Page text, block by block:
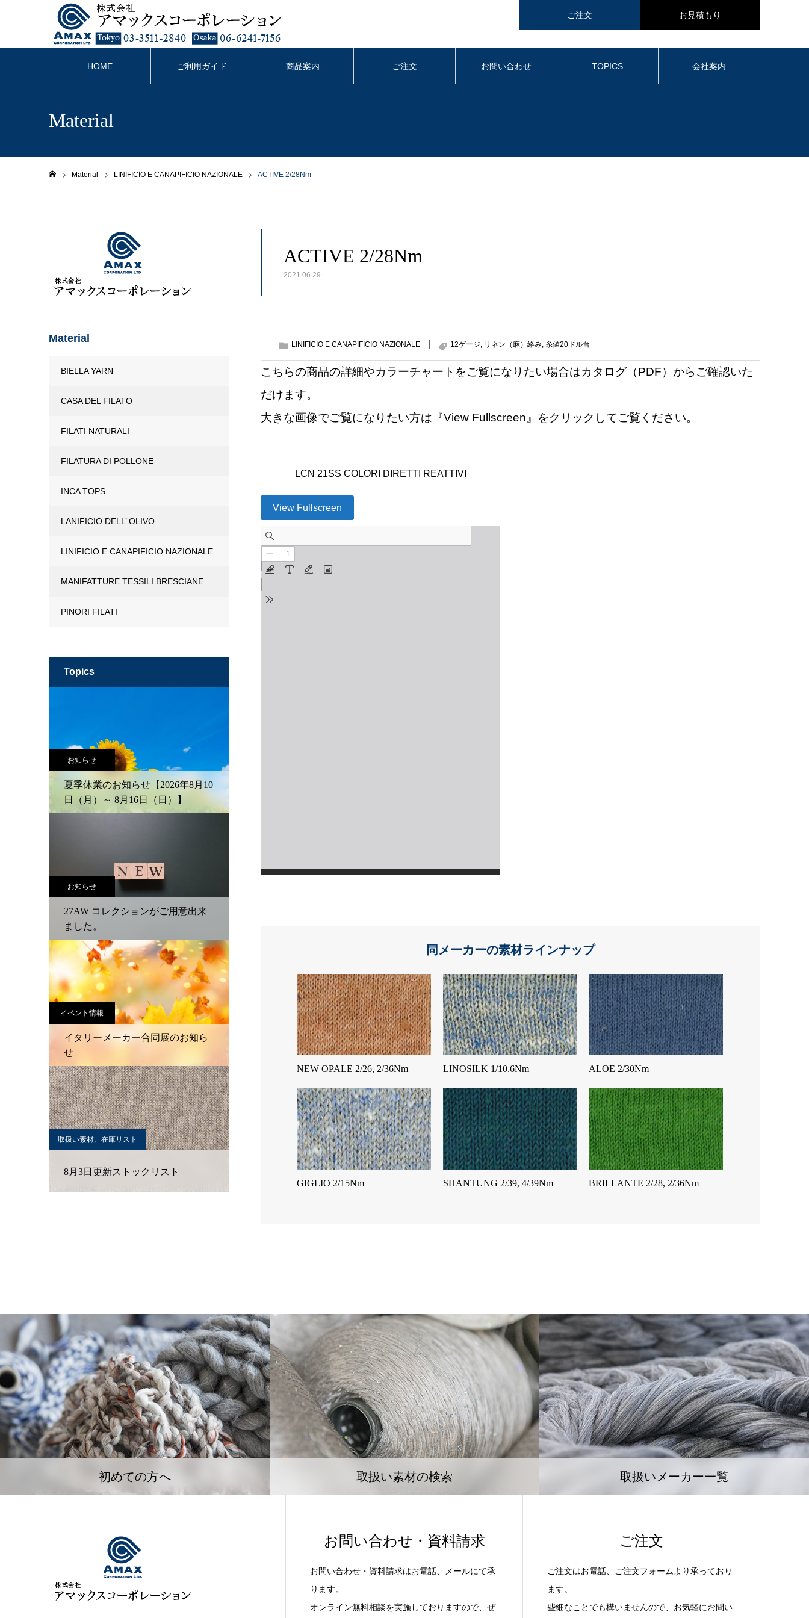
ご注文 お見積もり
HOME ご利用ガイド 商品案内 ご注文 お問い合わせ TOPICS 会社案内
Material
Material LINIFICIO E CANAPIFICIO NAZIONALE ACTIVE 2/28Nm
ACTIVE 2/28Nm
2021.06.29
LINIFICIO E CANAPIFICIO NAZIONALE 12ゲージ, リネン（麻）絡み, 糸値20ドル台
こちらの商品の詳細やカラーチャートをご覧になりたい場合はカタログ（PDF）からご確認いた
だけます。
大きな画像でご覧になりたい方は『View Fullscreen』をクリックしてご覧ください。
LCN 21SS COLORI DIRETTI REATTIVI
View Fullscreen
同メーカーの素材ラインナップ
NEW OPALE 2/26, 2/36Nm LINOSILK 1/10.6Nm ALOE 2/30Nm
GIGLIO 2/15Nm SHANTUNG 2/39, 4/39Nm BRILLANTE 2/28, 2/36Nm
Material
BIELLA YARN
CASA DEL FILATO
FILATI NATURALI
FILATURA DI POLLONE
INCA TOPS
LANIFICIO DELL’ OLIVO
LINIFICIO E CANAPIFICIO NAZIONALE
MANIFATTURE TESSILI BRESCIANE
PINORI FILATI
topics
お知らせ
夏季休業のお知らせ【2026年8月10
日（月）～ 8月16日（日）】
お知らせ
27AW コレクションがご用意出来
ました。
イベント情報
イタリーメーカー合同展のお知ら
せ
取扱い素材、在庫リスト
8月3日更新ストックリスト
初めての方へ 取扱い素材の検索 取扱いメーカー一覧
お問い合わせ・資料請求
お問い合わせ・資料請求はお電話、メールにて承
ります。
オンライン無料相談を実施しておりますので、ぜ
ご注文
ご注文はお電話、ご注文フォームより承っており
ます。
些細なことでも構いませんので、お気軽にお問い